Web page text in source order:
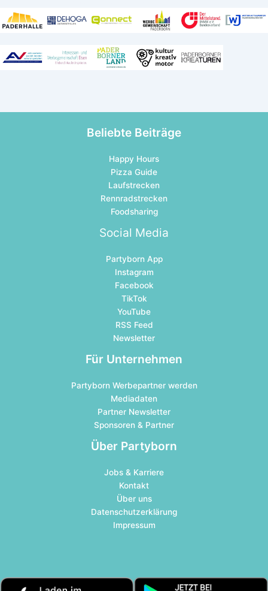
Beliebte Beiträge
Happy Hours
Pizza Guide
Laufstrecken
Rennradstrecken
Foodsharing
Social Media
Partyborn App
Instagram
Facebook
TikTok
YouTube
RSS Feed
Newsletter
Für Unternehmen
Partyborn Werbepartner werden
Mediadaten
Partner Newsletter
Sponsoren & Partner
Über Partyborn
Jobs & Karriere
Kontakt
Über uns
Datenschutzerklärung
Impressum